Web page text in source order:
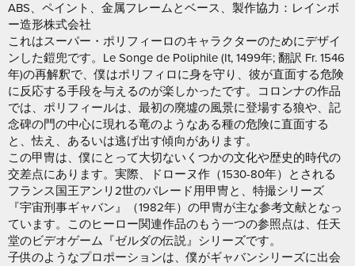
ABS、ペイント、金属フレームとベース、製作協力：レインボ
ー造形株式会社
これはスーパー・ポリフィーロのキャラクターのためにデザイ
ンした鎧兜です。Le Songe de Poliphile (It, 1499年; 翻訳 Fr. 1546
年)の再解釈で、僕はポリフィロに身を守り、彼が直面する危険
に反応する手段を与えるのが楽しかったです。コロンナの作品
では、ポリフィールは、最初の廃墟の風景に登場する狼や、記
念碑の門の中心に現れる竜のようなある種の危険に直面する
と、怯え、あるいは逃げ出す傾向があります。
この甲冑は、僕にとって大切ないくつかの文化や歴史的時代の
交差点にあります。実際、ドローヌ作（1530-80年）とされる
フランス国王アンリ2世のパレード用甲冑と、特撮シリーズ
『宇宙刑事ギャバン』（1982年）の甲冑が主な参考文献となっ
ています。このヒーロー関連作品のもう一つの参照点は、任天
堂のビデオゲーム『ゼルダの伝説』シリーズです。
子供のようなプロポーションは、僕がギャバンシリーズに出会